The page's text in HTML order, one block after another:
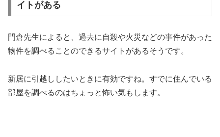
イトがある
門倉先生によると、過去に自殺や火災などの事件があった
物件を調べることのできるサイトがあるそうです。
新居に引越ししたいときに有効ですね。すでに住んでいる
部屋を調べるのはちょっと怖い気もします。